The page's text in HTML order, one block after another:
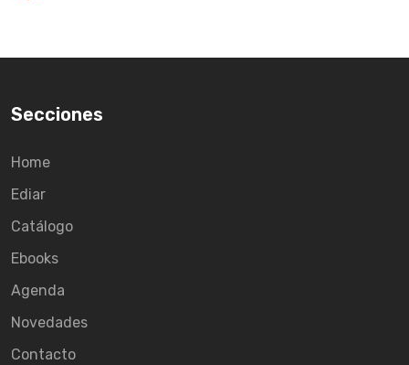
Secciones
Home
Ediar
Catálogo
Ebooks
Agenda
Novedades
Contacto